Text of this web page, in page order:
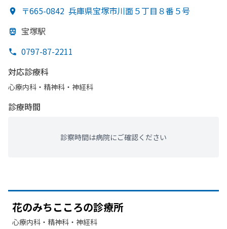
〒665-0842 兵庫県宝塚市川面５丁目８番５号
宝塚駅
0797-87-2211
対応診療科
心療内科・​精神科・神経科
診療時間
診察時間は病院にご確認ください
花のみちこころの診療所
心療内科・​精神科・神経科